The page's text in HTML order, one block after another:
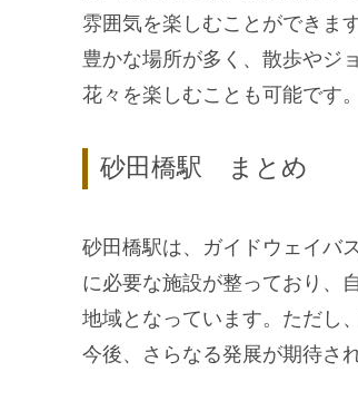
雰囲気を楽しむことができま
豊かな場所が多く、散歩やジ
花々を楽しむことも可能です。
砂田橋駅 まとめ
砂田橋駅は、ガイドウェイバ
に必要な施設が整っており、
地域となっています。ただし
今後、さらなる発展が期待さ